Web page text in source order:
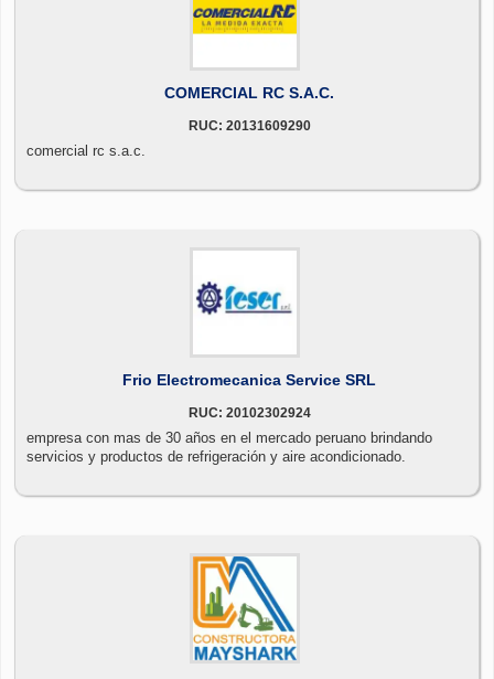
COMERCIAL RC S.A.C.
RUC: 20131609290
comercial rc s.a.c.
Frio Electromecanica Service SRL
RUC: 20102302924
empresa con mas de 30 años en el mercado peruano brindando
servicios y productos de refrigeración y aire acondicionado.